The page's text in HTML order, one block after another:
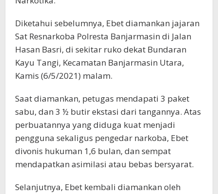
Diketahui sebelumnya, Ebet diamankan jajaran
Sat Resnarkoba Polresta Banjarmasin di Jalan
Hasan Basri, di sekitar ruko dekat Bundaran
Kayu Tangi, Kecamatan Banjarmasin Utara,
Kamis (6/5/2021) malam.
Saat diamankan, petugas mendapati 3 paket
sabu, dan 3 ½ butir ekstasi dari tangannya. Atas
perbuatannya yang diduga kuat menjadi
pengguna sekaligus pengedar narkoba, Ebet
divonis hukuman 1,6 bulan, dan sempat
mendapatkan asimilasi atau bebas bersyarat.
Selanjutnya, Ebet kembali diamankan oleh